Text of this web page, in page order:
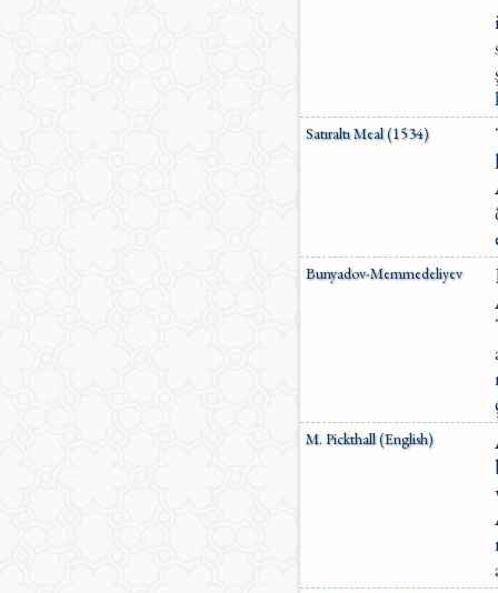
Satıraltı Meal (1534)
Bunyadov-Memmedeliyev
M. Pickthall (English)